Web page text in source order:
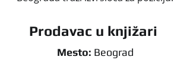
Prodavac u knjižari
Mesto: Beograd